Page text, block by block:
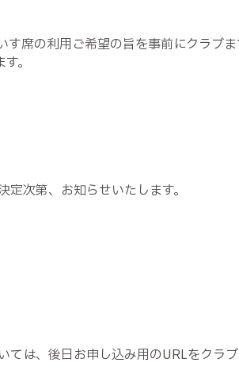
す席の利用ご希望の旨を事前にクラブ
。
次第、お知らせいたします。
は、後日お申し込み用のURLをクラブ